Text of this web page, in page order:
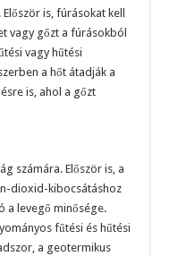
is, fúrásokat kell
vagy gőzt a fúrásokból
vagy hűtési
a hőt átadják a
is, ahol a gőzt
számára. Először is, a
dioxid-kibocsátáshoz
a levegő minősége.
fűtési és hűtési
a geotermikus